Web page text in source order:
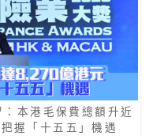
本港毛保費總額升近
握「十五五」機遇